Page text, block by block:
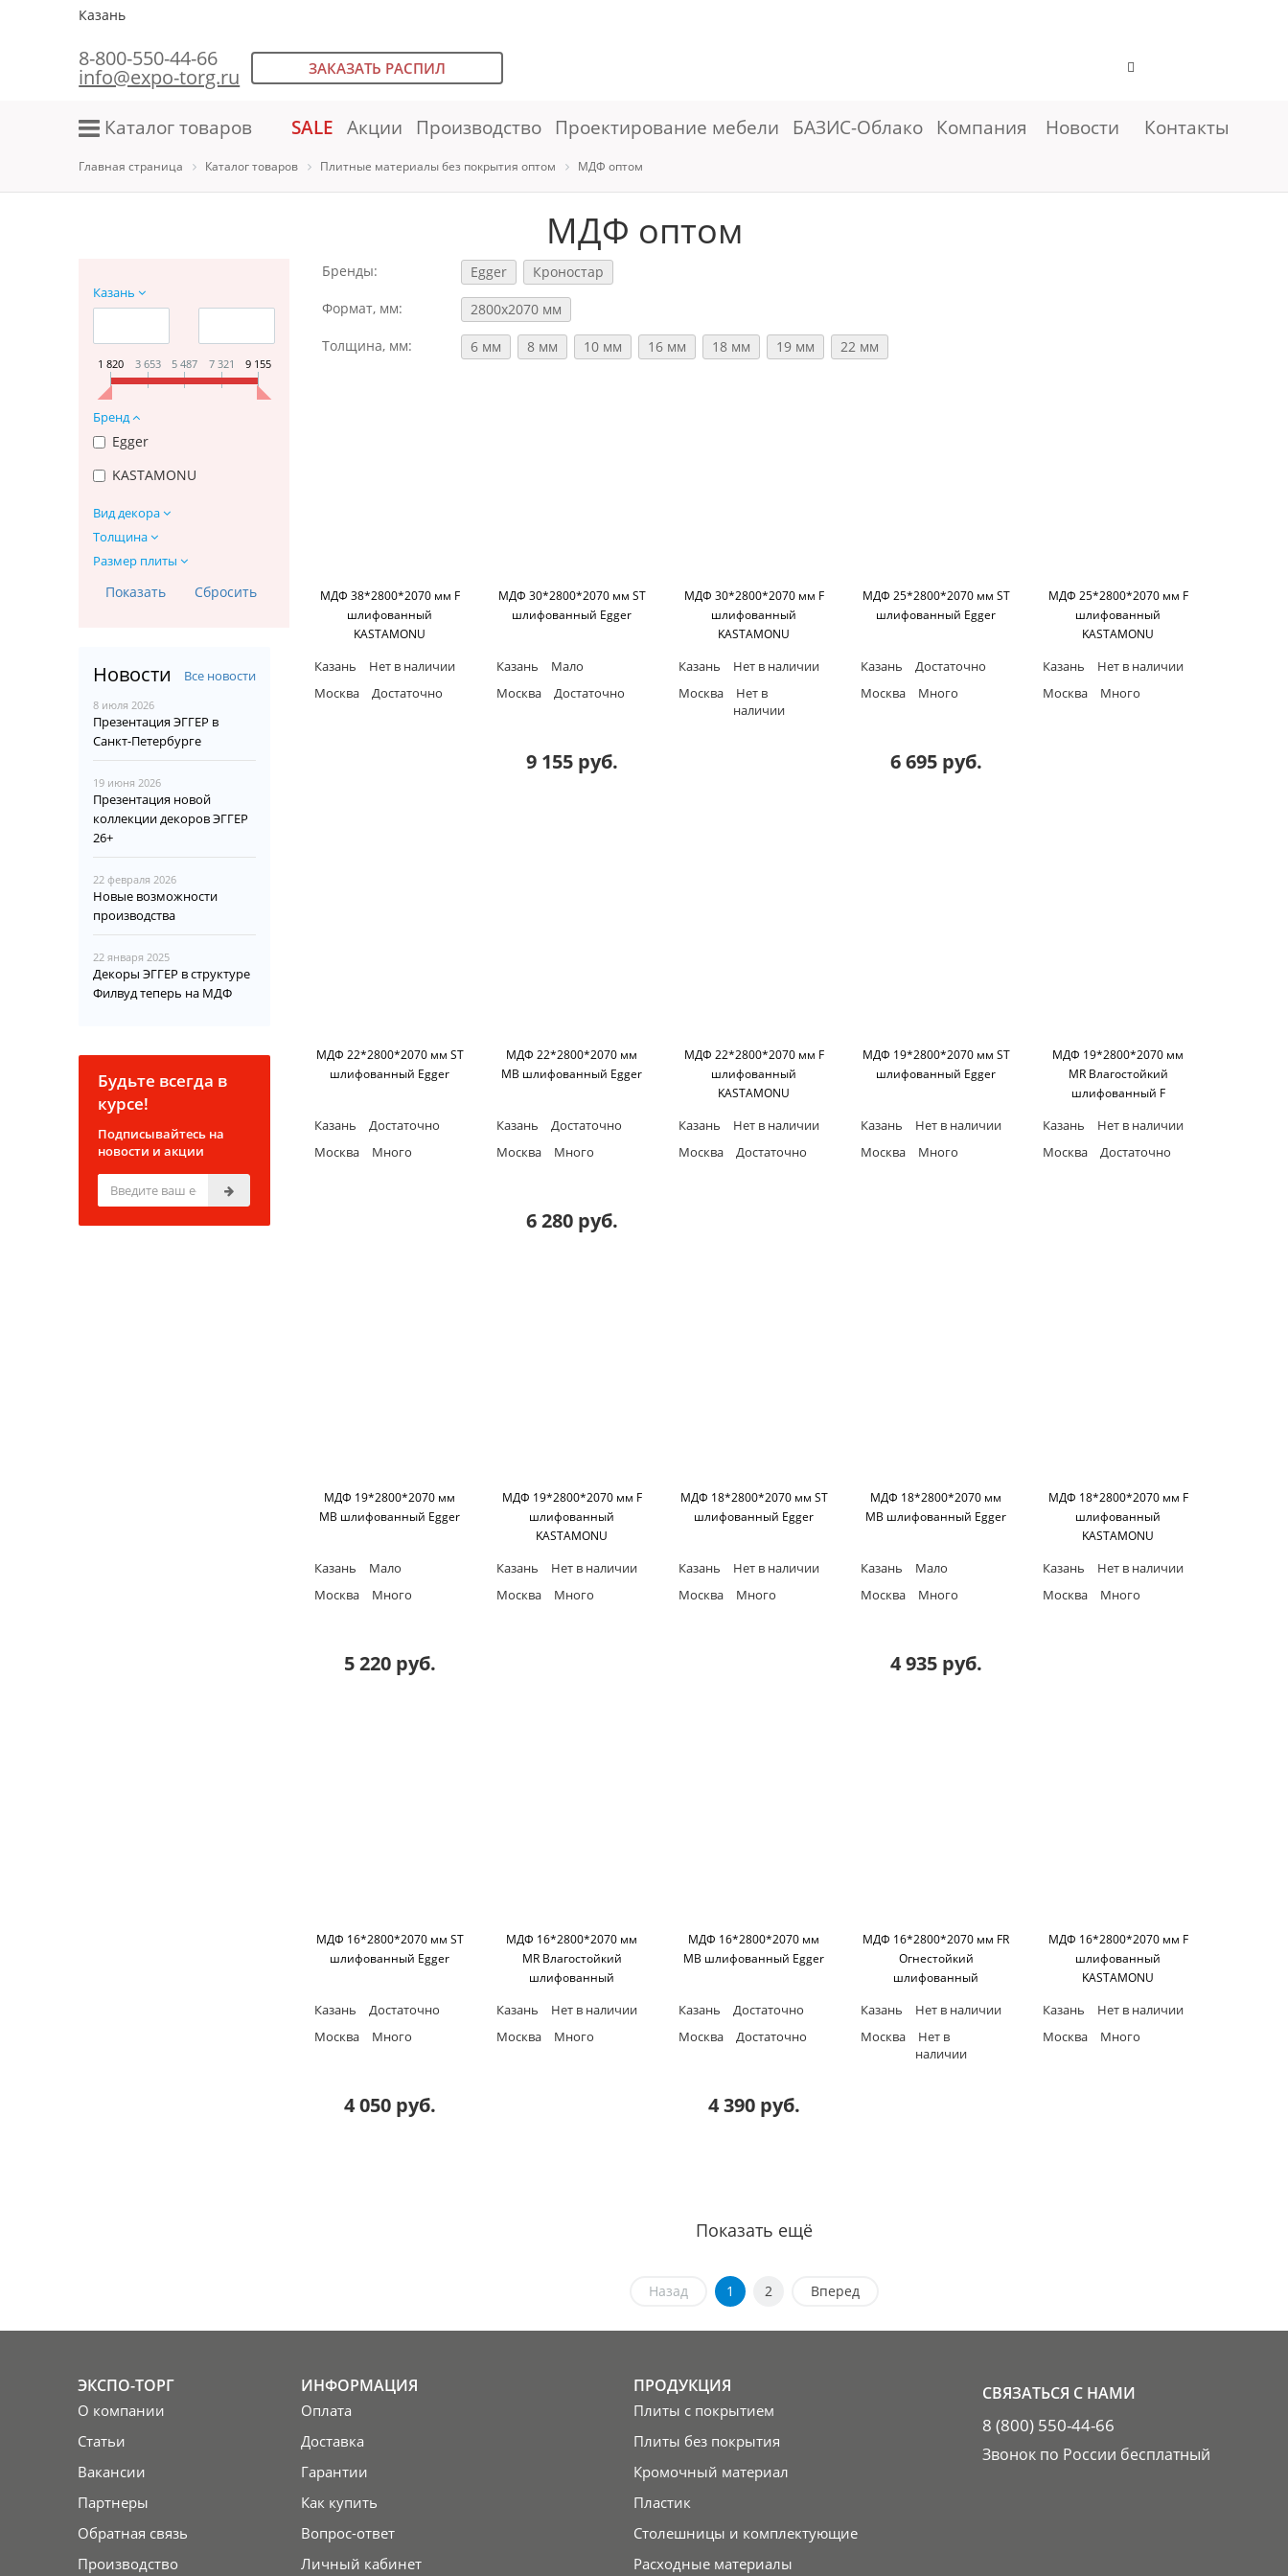
Казань
8-800-550-44-66
info@expo-torg.ru ЗАКАЗАТЬ РАСПИЛ
Каталог товаров SALE Акции Производство Проектирование мебели БАЗИС-Облако Компания Новости Контакты
Главная страница Каталог товаров Плитные материалы без покрытия оптом МДФ оптом
МДФ оптом
Казань
1 820 3 653 5 487 7 321 9 155
Бренд
Egger
KASTAMONU
Вид декора
Толщина
Размер плиты
Новости Все новости
8 июля 2026
Презентация ЭГГЕР в
Санкт-Петербурге
19 июня 2026
Презентация новой
коллекции декоров ЭГГЕР
26+
22 февраля 2026
Новые возможности
производства
22 января 2025
Декоры ЭГГЕР в структуре
Филвуд теперь на МДФ
Будьте всегда в
курсе!
Подписывайтесь на
новости и акции
Бренды: Egger
Кроностар
Формат, мм:
2800х2070 мм
Толщина, мм:
6 мм 8 мм 10 мм 16 мм 18 мм 19 мм 22 мм
МДФ 38*2800*2070 мм F
шлифованный
KASTAMONU
Казань
Нет в наличии
Москва
Достаточно
МДФ 30*2800*2070 мм ST
шлифованный Egger
Казань
Мало
Москва
Достаточно
9 155 руб.
МДФ 30*2800*2070 мм F
шлифованный
KASTAMONU
Казань
Нет в наличии
Москва
Нет в
наличии
МДФ 25*2800*2070 мм ST
шлифованный Egger
Казань
Достаточно
Москва
Много
6 695 руб.
МДФ 25*2800*2070 мм F
шлифованный
KASTAMONU
Казань
Нет в наличии
Москва
Много
МДФ 22*2800*2070 мм ST
шлифованный Egger
Казань
Достаточно
Москва
Много
МДФ 22*2800*2070 мм
MB шлифованный Egger
Казань
Достаточно
Москва
Много
6 280 руб.
МДФ 22*2800*2070 мм F
шлифованный
KASTAMONU
Казань
Нет в наличии
Москва
Достаточно
МДФ 19*2800*2070 мм ST
шлифованный Egger
Казань
Нет в наличии
Москва
Много
МДФ 19*2800*2070 мм
MR Влагостойкий
шлифованный F
Казань
Нет в наличии
Москва
Достаточно
МДФ 19*2800*2070 мм
MB шлифованный Egger
Казань
Мало
Москва
Много
5 220 руб.
МДФ 19*2800*2070 мм F
шлифованный
KASTAMONU
Казань
Нет в наличии
Москва
Много
МДФ 18*2800*2070 мм ST
шлифованный Egger
Казань
Нет в наличии
Москва
Много
МДФ 18*2800*2070 мм
MB шлифованный Egger
Казань
Мало
Москва
Много
4 935 руб.
МДФ 18*2800*2070 мм F
шлифованный
KASTAMONU
Казань
Нет в наличии
Москва
Много
МДФ 16*2800*2070 мм ST
шлифованный Egger
Казань
Достаточно
Москва
Много
4 050 руб.
МДФ 16*2800*2070 мм
MR Влагостойкий
шлифованный
Казань
Нет в наличии
Москва
Много
МДФ 16*2800*2070 мм
MB шлифованный Egger
Казань
Достаточно
Москва
Достаточно
4 390 руб.
МДФ 16*2800*2070 мм FR
Огнестойкий
шлифованный
Казань
Нет в наличии
Москва
Нет в
наличии
МДФ 16*2800*2070 мм F
шлифованный
KASTAMONU
Казань
Нет в наличии
Москва
Много
Показать ещё
Назад 1 2 Вперед
ЭКСПО-ТОРГ
О компании
Статьи
Вакансии
Партнеры
Обратная связь
Производство
ИНФОРМАЦИЯ
Оплата
Доставка
Гарантии
Как купить
Вопрос-ответ
Личный кабинет
ПРОДУКЦИЯ
Плиты с покрытием
Плиты без покрытия
Кромочный материал
Пластик
Столешницы и комплектующие
Расходные материалы
СВЯЗАТЬСЯ С НАМИ
8 (800) 550-44-66
Звонок по России бесплатный